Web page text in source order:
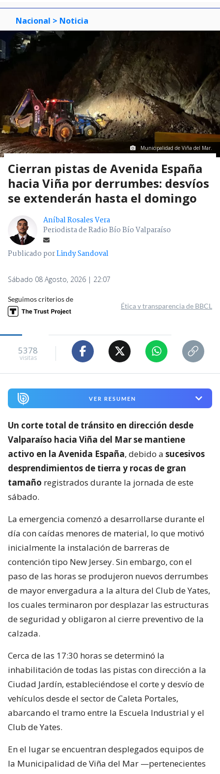
Nacional > Noticia
Municipalidad de Viña del Mar.
Cierran pistas de Avenida España
hacia Viña por derrumbes: desvíos
se extenderán hasta el domingo
Aníbal Rosales Vera
Periodista de Radio Bío Bío Valparaíso
Publicado porLindy Sandoval
Sábado 08 Agosto, 2026 | 22:07
Seguimos criterios de
Ética y transparencia de BBCL
5378
visitas
VER RESUMEN
Un corte total de tránsito en dirección desde
Valparaíso hacia Viña del Mar se mantiene
activo en la Avenida España, debido a sucesivos
desprendimientos de tierra y rocas de gran
tamaño registrados durante la jornada de este
sábado.
La emergencia comenzó a desarrollarse durante el
día con caídas menores de material, lo que motivó
inicialmente la instalación de barreras de
contención tipo New Jersey. Sin embargo, con el
paso de las horas se produjeron nuevos derrumbes
de mayor envergadura a la altura del Club de Yates,
los cuales terminaron por desplazar las estructuras
de seguridad y obligaron al cierre preventivo de la
calzada.
Cerca de las 17:30 horas se determinó la
inhabilitación de todas las pistas con dirección a la
Ciudad Jardín, estableciéndose el corte y desvío de
vehículos desde el sector de Caleta Portales,
abarcando el tramo entre la Escuela Industrial y el
Club de Yates.
En el lugar se encuentran desplegados equipos de
la Municipalidad de Viña del Mar —pertenecientes